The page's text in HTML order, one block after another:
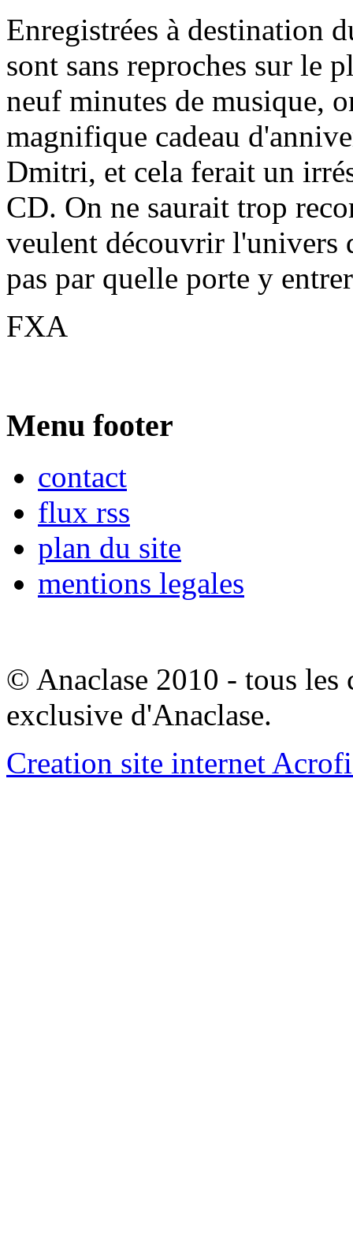
Enregistrées à destination
sont sans reproches sur le
neuf minutes de musique,
magnifique cadeau
Dmitri, et cela ferait un
CD. On ne saurait trop
veulent découvrir l'univers
pas par quelle porte y
FXA
Menu footer
contact
flux rss
plan du site
mentions legales
© Anaclase 2010 - tous les
exclusive d'Anaclase.
Creation site internet